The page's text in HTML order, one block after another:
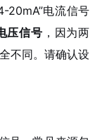
20mA”电流信号
压信号 ，因为两
不同。请确认设